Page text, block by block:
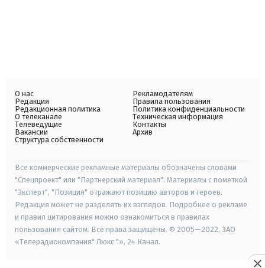
О нас
Редакция
Редакционная политика
О телеканале
Телеведущие
Вакансии
Структура собственности
Рекламодателям
Правила пользования
Политика конфиденциальности
Техническая информация
Контакты
Архив
Все коммерческие рекламные материалы обозначены словами
"Спецпроект" или "Партнерский материал". Материалы с пометкой
"Эксперт", "Позиция" отражают позицию авторов и героев.
Редакция может не разделять их взглядов. Подробнее о рекламе
и правил цитирования можно ознакомиться в правилах
пользования сайтом. Все права защищены. © 2005—2022, ЗАО
«Телерадиокомпания" Люкс "», 24 Канал.